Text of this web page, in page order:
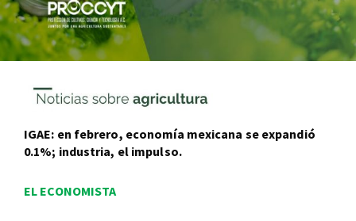
IGAE: en febrero, economía mexicana se expandió
0.1%; industria, el impulso.
EL ECONOMISTA